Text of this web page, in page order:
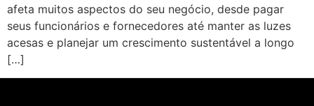
afeta muitos aspectos do seu negócio, desde pagar
seus funcionários e fornecedores até manter as luzes
acesas e planejar um crescimento sustentável a longo
[…]